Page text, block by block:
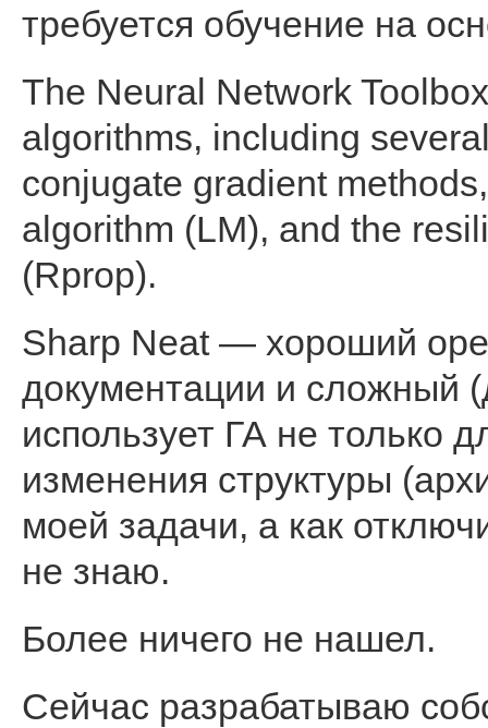
требуется обучение на
The Neural Network
algorithms, including
conjugate gradient
algorithm (LM), and the
(Rprop).
Sharp Neat — хороший
документации и сложный
использует ГА не только
изменения структуры
моей задачи, а как
не знаю.
Более ничего не нашел.
Сейчас разрабатываю